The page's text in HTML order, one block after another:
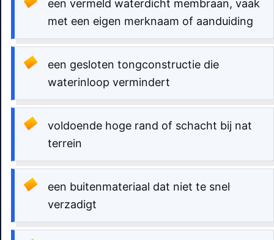
een vermeld waterdicht membraan, vaak
met een eigen merknaam of aanduiding
een gesloten tongconstructie die
waterinloop vermindert
voldoende hoge rand of schacht bij nat
terrein
een buitenmateriaal dat niet te snel
verzadigt